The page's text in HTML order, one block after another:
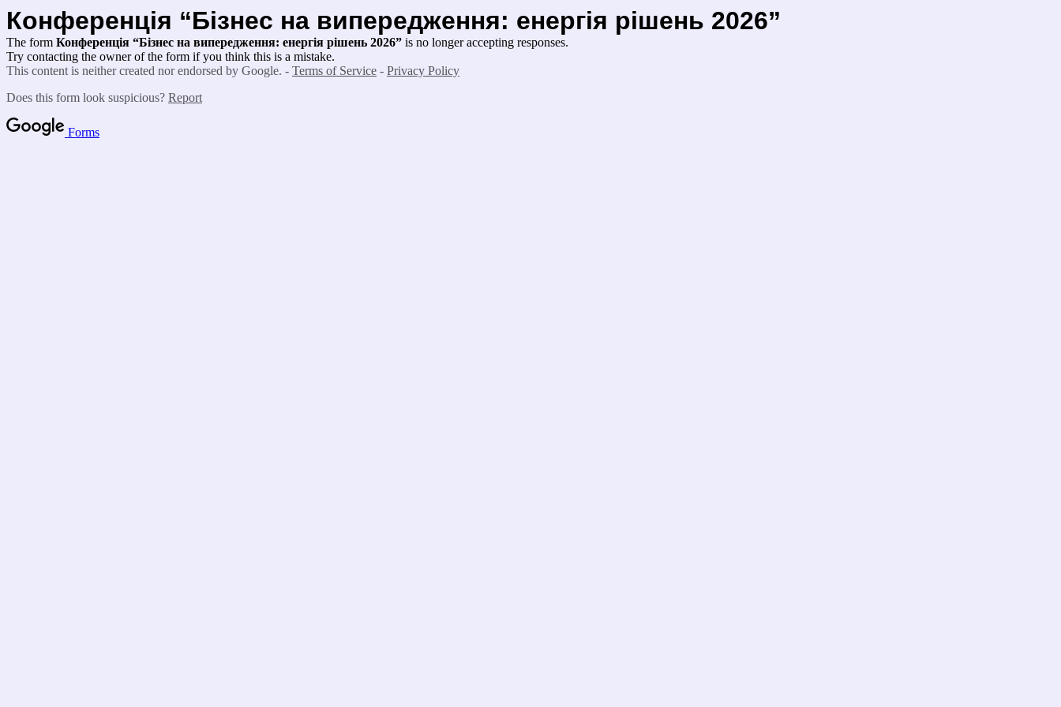
Конференція “Бізнес на випередження: енергія рішень 2026”
The form Конференція “Бізнес на випередження: енергія рішень 2026” is no longer accepting responses.
Try contacting the owner of the form if you think this is a mistake.
This content is neither created nor endorsed by Google. - Terms of Service - Privacy Policy
Does this form look suspicious? Report
Forms